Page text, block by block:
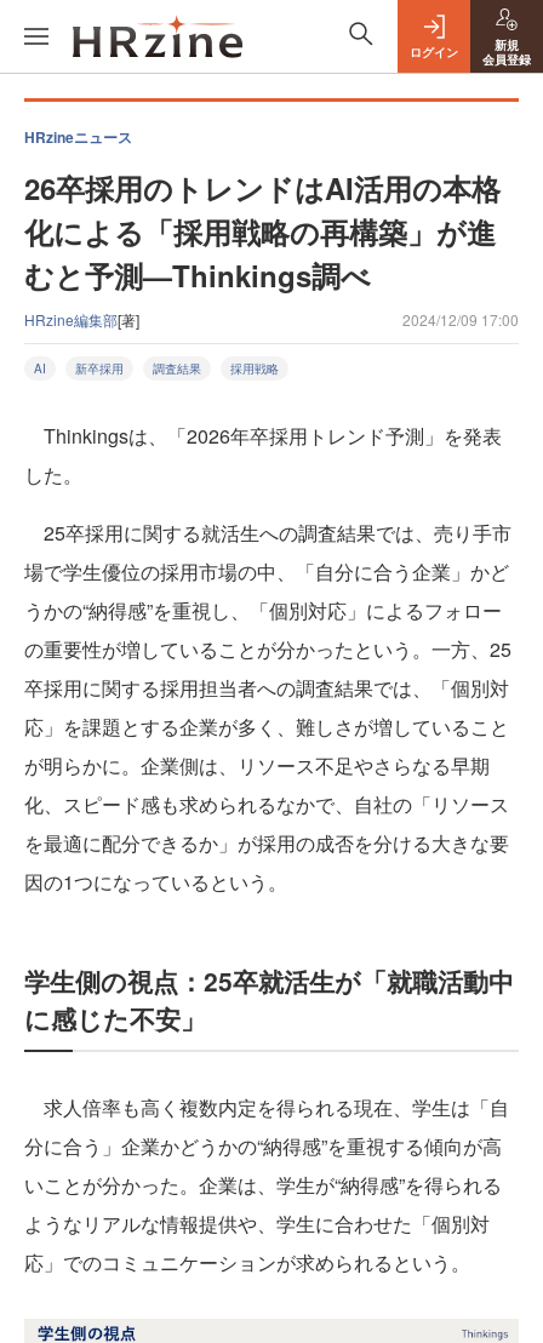
ログイン
新規
会員登録
HRzineニュース
26卒採用のトレンドはAI活用の本格
化による「採用戦略の再構築」が進
むと予測—Thinkings調べ
HRzine編集部[著] 2024/12/09 17:00
AI 新卒採用 調査結果 採用戦略
Thinkingsは、「2026年卒採用トレンド予測」を発表
した。
25卒採用に関する就活生への調査結果では、売り手市
場で学生優位の採用市場の中、「自分に合う企業」かど
うかの“納得感”を重視し、「個別対応」によるフォロー
の重要性が増していることが分かったという。一方、25
卒採用に関する採用担当者への調査結果では、「個別対
応」を課題とする企業が多く、難しさが増していること
が明らかに。企業側は、リソース不足やさらなる早期
化、スピード感も求められるなかで、自社の「リソース
を最適に配分できるか」が採用の成否を分ける大きな要
因の1つになっているという。
学生側の視点：25卒就活生が「就職活動中
に感じた不安」
求人倍率も高く複数内定を得られる現在、学生は「自
分に合う」企業かどうかの“納得感”を重視する傾向が高
いことが分かった。企業は、学生が“納得感”を得られる
ようなリアルな情報提供や、学生に合わせた「個別対
応」でのコミュニケーションが求められるという。